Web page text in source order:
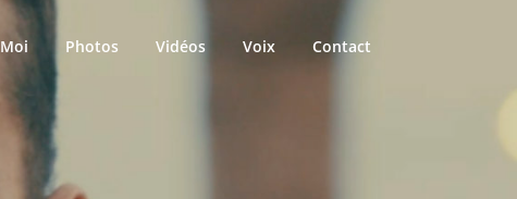
Moi Photos Vidéos Voix Contact